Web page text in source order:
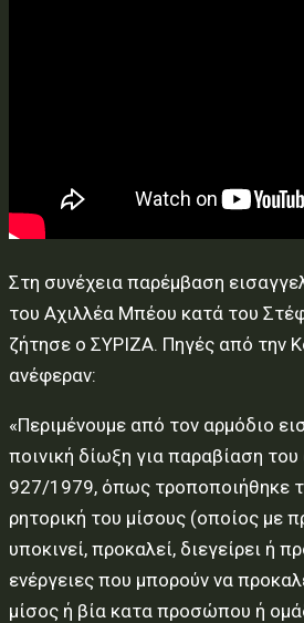
Στη συνέχεια παρέμβαση
του Αχιλλέα Μπέου κατά του
ζήτησε ο ΣΥΡΙΖΑ. Πηγές από την
ανέφεραν:
«Περιμένουμε από τον αρμόδιο
ποινική δίωξη για παραβίαση
927/1979, όπως τροποποιήθηκε
ρητορική του μίσους (οποίος με
υποκινεί, προκαλεί, διεγείρει ή
ενέργειες που μπορούν να
μίσος ή βία κατα προσώπου ή